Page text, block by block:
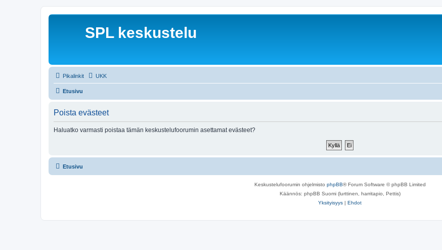
SPL keskustelu
Pikalinkit UKK
Etusivu
Poista evästeet
Haluatko varmasti poistaa tämän keskustelufoorumin asettamat evästeet?
Etusivu
Keskustelufoorumin ohjelmisto phpBB® Forum Software © phpBB Limited
Käännös: phpBB Suomi (lurttinen, harritapio, Pettis)
Yksityisyys | Ehdot